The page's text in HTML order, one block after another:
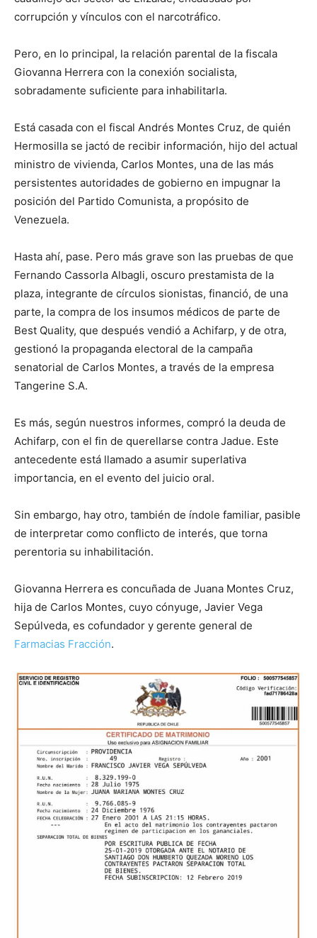
corrupción y vínculos con el narcotráfico.
Pero, en lo principal, la relación parental de la fiscala
Giovanna Herrera con la conexión socialista,
sobradamente suficiente para inhabilitarla.
Está casada con el fiscal Andrés Montes Cruz, de quién
Hermosilla se jactó de recibir información, hijo del actual
ministro de vivienda, Carlos Montes, una de las más
persistentes autoridades de gobierno en impugnar la
posición del Partido Comunista, a propósito de
Venezuela.
Hasta ahí, pase. Pero más grave son las pruebas de que
Fernando Cassorla Albagli, oscuro prestamista de la
plaza, integrante de círculos sionistas, financió, de una
parte, la compra de los insumos médicos de parte de
Best Quality, que después vendió a Achifarp, y de otra,
gestionó la propaganda electoral de la campaña
senatorial de Carlos Montes, a través de la empresa
Tangerine S.A.
Es más, según nuestros informes, compró la deuda de
Achifarp, con el fin de querellarse contra Jadue. Este
antecedente está llamado a asumir superlativa
importancia, en el evento del juicio oral.
Sin embargo, hay otro, también de índole familiar, pasible
de interpretar como conflicto de interés, que torna
perentoria su inhabilitación.
Giovanna Herrera es concuñada de Juana Montes Cruz,
hija de Carlos Montes, cuyo cónyuge, Javier Vega
Sepúlveda, es cofundador y gerente general de
Farmacias Fracción.